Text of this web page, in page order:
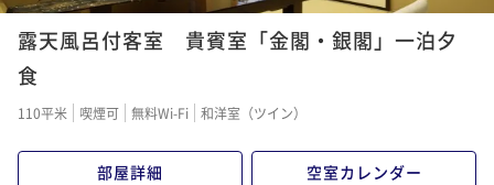
露天風呂付客室 貴賓室「金閣・銀閣」一泊夕
食
110平米 喫煙可 無料Wi-Fi 和洋室（ツイン）
部屋詳細 空室カレンダー